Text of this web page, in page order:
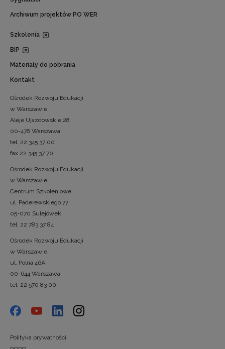
Archiwum projektów PO WER
Szkolenia
BIP
Materiały do pobrania
Kontakt
Ośrodek Rozwoju Edukacji
w Warszawie
Aleje Ujazdowskie 28
00-478 Warszawa
tel. 22 345 37 00
fax 22 345 37 70
Ośrodek Rozwoju Edukacji
w Warszawie
Centrum Szkoleniowe
ul. Paderewskiego 77
05-070 Sulejówek
tel. 22 783 37 84
Ośrodek Rozwoju Edukacji
w Warszawie
ul. Polna 46A
00-644 Warszawa
tel. 22 570 83 00
Polityka prywatności